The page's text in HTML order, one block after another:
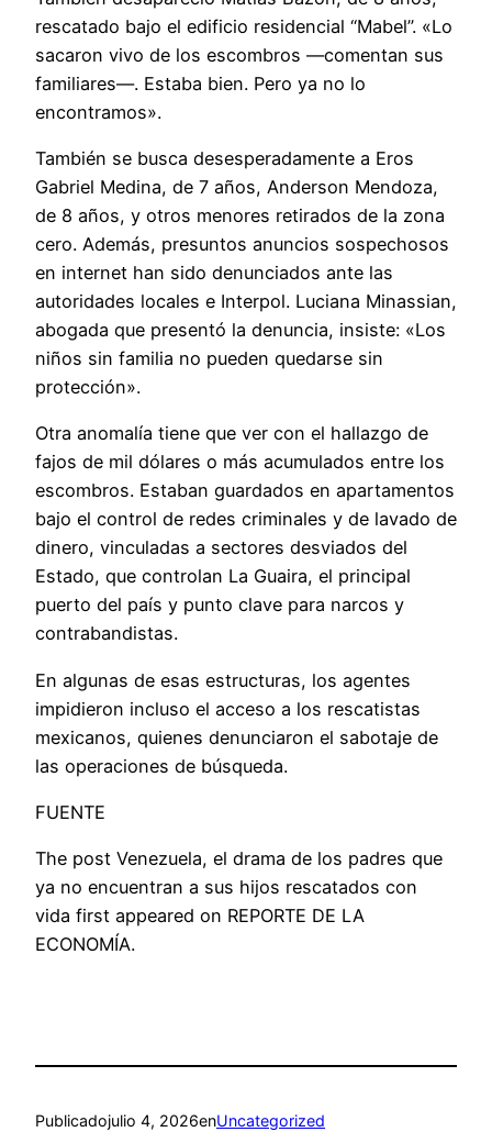
rescatado bajo el edificio residencial “Mabel”. «Lo
sacaron vivo de los escombros —comentan sus
familiares—. Estaba bien. Pero ya no lo
encontramos».
También se busca desesperadamente a Eros
Gabriel Medina, de 7 años, Anderson Mendoza,
de 8 años, y otros menores retirados de la zona
cero. Además, presuntos anuncios sospechosos
en internet han sido denunciados ante las
autoridades locales e Interpol. Luciana Minassian,
abogada que presentó la denuncia, insiste: «Los
niños sin familia no pueden quedarse sin
protección».
Otra anomalía tiene que ver con el hallazgo de
fajos de mil dólares o más acumulados entre los
escombros. Estaban guardados en apartamentos
bajo el control de redes criminales y de lavado de
dinero, vinculadas a sectores desviados del
Estado, que controlan La Guaira, el principal
puerto del país y punto clave para narcos y
contrabandistas.
En algunas de esas estructuras, los agentes
impidieron incluso el acceso a los rescatistas
mexicanos, quienes denunciaron el sabotaje de
las operaciones de búsqueda.
FUENTE
The post Venezuela, el drama de los padres que
ya no encuentran a sus hijos rescatados con
vida first appeared on REPORTE DE LA
ECONOMÍA.
Publicadojulio 4, 2026enUncategorized